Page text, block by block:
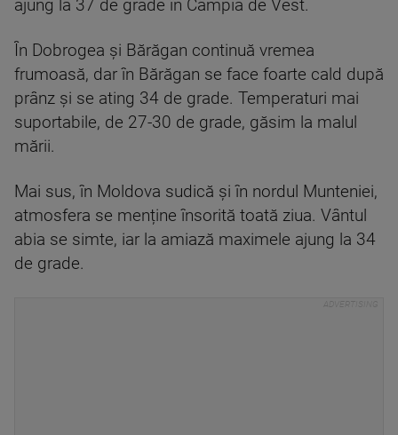
ajung la 37 de grade în Câmpia de Vest.
În Dobrogea și Bărăgan continuă vremea
frumoasă, dar în Bărăgan se face foarte cald după
prânz și se ating 34 de grade. Temperaturi mai
suportabile, de 27-30 de grade, găsim la malul
mării.
Mai sus, în Moldova sudică și în nordul Munteniei,
atmosfera se menține însorită toată ziua. Vântul
abia se simte, iar la amiază maximele ajung la 34
de grade.